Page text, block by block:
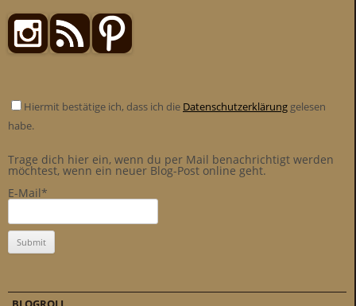
Hiermit bestätige ich, dass ich die Datenschutzerklärung gelesen
habe.
Trage dich hier ein, wenn du per Mail benachrichtigt werden
möchtest, wenn ein neuer Blog-Post online geht.
E-Mail*